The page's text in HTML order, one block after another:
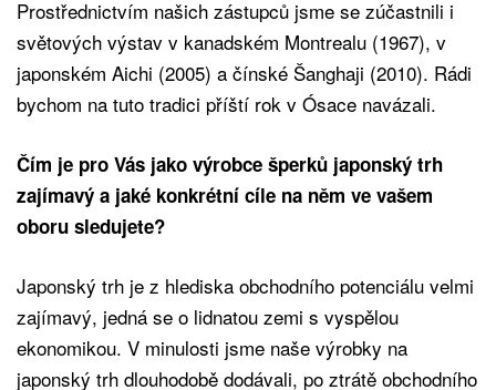
Prostřednictvím našich zástupců jsme se zúčastnili i
světových výstav v kanadském Montrealu (1967), v
japonském Aichi (2005) a čínské Šanghaji (2010). Rádi
bychom na tuto tradici příští rok v Ósace navázali.
Čím je pro Vás jako výrobce šperků japonský trh
zajímavý a jaké konkrétní cíle na něm ve vašem
oboru sledujete?
Japonský trh je z hlediska obchodního potenciálu velmi
zajímavý, jedná se o lidnatou zemi s vyspělou
ekonomikou. V minulosti jsme naše výrobky na
japonský trh dlouhodobě dodávali, po ztrátě obchodního